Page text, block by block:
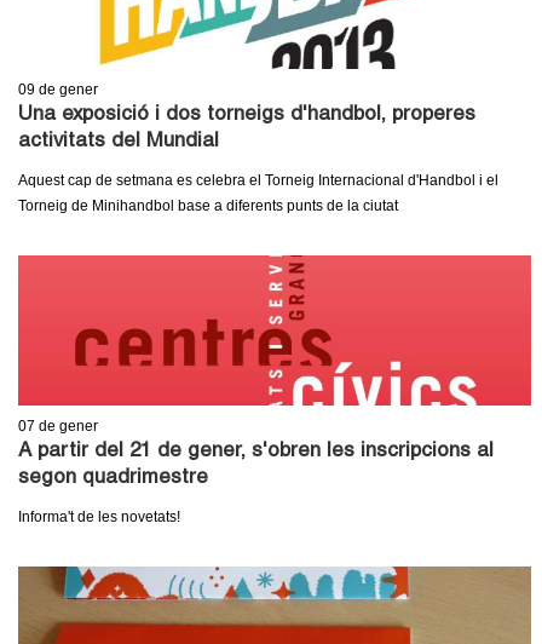
G09 de gener
Una exposició i dos torneigs d'handbol, properes
activitats del Mundial
Aquest cap de setmana es celebra el Torneig Internacional d'Handbol i el
Torneig de Minihandbol base a diferents punts de la ciutat
07 de gener
A partir del 21 de gener, s'obren les inscripcions al
segon quadrimestre
Informa't de les novetats!